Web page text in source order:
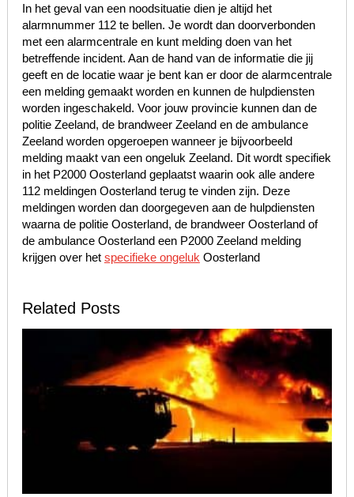
In het geval van een noodsituatie dien je altijd het
alarmnummer 112 te bellen. Je wordt dan doorverbonden
met een alarmcentrale en kunt melding doen van het
betreffende incident. Aan de hand van de informatie die jij
geeft en de locatie waar je bent kan er door de alarmcentrale
een melding gemaakt worden en kunnen de hulpdiensten
worden ingeschakeld. Voor jouw provincie kunnen dan de
politie Zeeland, de brandweer Zeeland en de ambulance
Zeeland worden opgeroepen wanneer je bijvoorbeeld
melding maakt van een ongeluk Zeeland. Dit wordt specifiek
in het P2000 Oosterland geplaatst waarin ook alle andere
112 meldingen Oosterland terug te vinden zijn. Deze
meldingen worden dan doorgegeven aan de hulpdiensten
waarna de politie Oosterland, de brandweer Oosterland of
de ambulance Oosterland een P2000 Zeeland melding
krijgen over het specifieke ongeluk Oosterland
Related Posts